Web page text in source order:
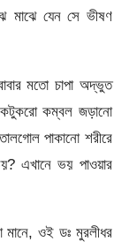
মাঝে যেন সে ভীষণ
মতো চাপা অদ্ভুত
কম্বল জড়ানো
পাকানো শরীরে
এখানে ভয় পাওয়ার
ওই ডঃ মুরলীধর